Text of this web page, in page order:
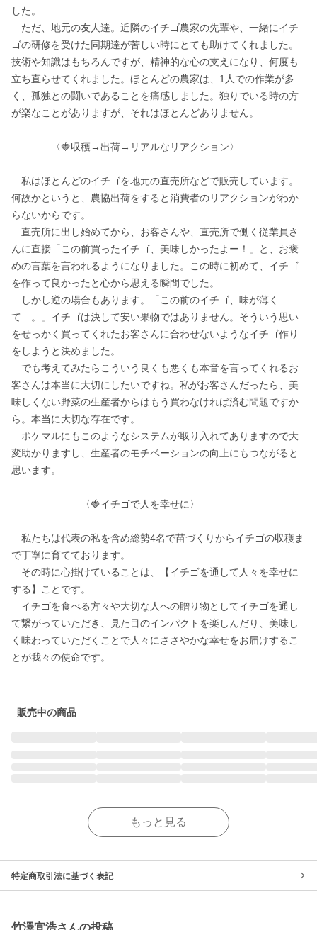
した。
ただ、地元の友人達。近隣のイチゴ農家の先輩や、一緒にイチ
ゴの研修を受けた同期達が苦しい時にとても助けてくれました。
技術や知識はもちろんですが、精神的な心の支えになり、何度も
立ち直らせてくれました。ほとんどの農家は、1人での作業が多
く、孤独との闘いであることを痛感しました。独りでいる時の方
が楽なことがありますが、それはほとんどありません。
〈🍓収穫→出荷→リアルなリアクション〉
私はほとんどのイチゴを地元の直売所などで販売しています。
何故かというと、農協出荷をすると消費者のリアクションがわか
らないからです。
直売所に出し始めてから、お客さんや、直売所で働く従業員さ
んに直接「この前買ったイチゴ、美味しかったよー！」と、お褒
めの言葉を言われるようになりました。この時に初めて、イチゴ
を作って良かったと心から思える瞬間でした。
しかし逆の場合もあります。「この前のイチゴ、味が薄く
て…。」イチゴは決して安い果物ではありません。そういう思い
をせっかく買ってくれたお客さんに合わせないようなイチゴ作り
をしようと決めました。
でも考えてみたらこういう良くも悪くも本音を言ってくれるお
客さんは本当に大切にしたいですね。私がお客さんだったら、美
味しくない野菜の生産者からはもう買わなければ済む問題ですか
ら。本当に大切な存在です。
ポケマルにもこのようなシステムが取り入れてありますので大
変助かりますし、生産者のモチベーションの向上にもつながると
思います。
〈🍓イチゴで人を幸せに〉
私たちは代表の私を含め総勢4名で苗づくりからイチゴの収穫ま
で丁寧に育てております。
その時に心掛けていることは、【イチゴを通して人々を幸せに
する】ことです。
イチゴを食べる方々や大切な人への贈り物としてイチゴを通し
て繋がっていただき、見た目のインパクトを楽しんだり、美味し
く味わっていただくことで人々にささやかな幸せをお届けするこ
とが我々の使命です。
販売中の商品
もっと見る
特定商取引法に基づく表記
竹澤宜浩さんの投稿